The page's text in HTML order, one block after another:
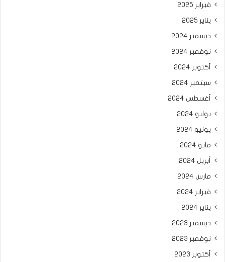
فبراير 2025
يناير 2025
ديسمبر 2024
نوفمبر 2024
أكتوبر 2024
سبتمبر 2024
أغسطس 2024
يوليو 2024
يونيو 2024
مايو 2024
أبريل 2024
مارس 2024
فبراير 2024
يناير 2024
ديسمبر 2023
نوفمبر 2023
أكتوبر 2023